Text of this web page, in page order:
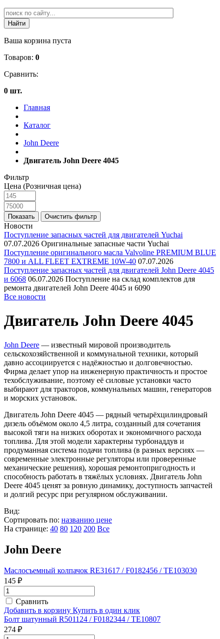
Ваша корзина пуста
Товаров: 0
Сравнить:
0 шт.
Главная
Каталог
John Deere
Двигатель John Deere 4045
Фильтр
Цена (Розничная цена)
Новости
Поступление запасных частей для двигателей Yuchai
07.07.2026 Оригинальные запасные части Yuchai
Поступление оригинального масла Valvoline PREMIUM BLUE
7800 и ALL FLEET EXTREME 10W-40 07.07.2026
Поступление запасных частей для двигателей John Deere 4045
и 6068 06.07.2026 Поступление на склад комплектов для
ремонта двигателей John Deere 4045 и 6090
Все новости
Двигатель John Deere 4045
John Deere — известный мировой производитель
сельскохозяйственной и коммунальной техники, который
давно ассоциируется с надёжностью и долговечностью.
Фирма делает упор на инженерную практичность и простое
техобслуживание, поэтому её силовые установки часто
выбирают для тракторов, коммунальных машин, генераторов
и морских установок.
Двигатель John Deere 4045 — рядный четырёхцилиндровый
дизель объёмом около 4,5 литра, созданный для сочетания
высокой тяги на низких оборотах и экономичного расхода
топлива. Для этой модели характерны турбонаддув и
продуманная система подачи топлива (в разных версиях —
современные электронные регуляторы или проверенные
механические решения), хорошая ремонтопригодность и
способность работать в тяжёлых условиях. Двигатель John
Deere 4045 ценят за ровную динамику, доступность запчастей
и долгий ресурс при регулярном обслуживании.
Вид:
Сортировать по: названию цене
На странице: 40 80 120 200 Все
John Deere
Маслосъемный колпачок RE31617 / F0182456 / TE103030
145 ₽
Сравнить
Добавить в корзину Купить в один клик
Болт шатунный R501124 / F0182344 / TE10807
274 ₽